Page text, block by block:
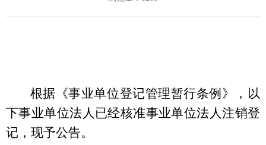
根据《事业单位登记管理暂行条例》， 以
下事业单位法人 已经核准事业单位法人注销登
记，现予公告。